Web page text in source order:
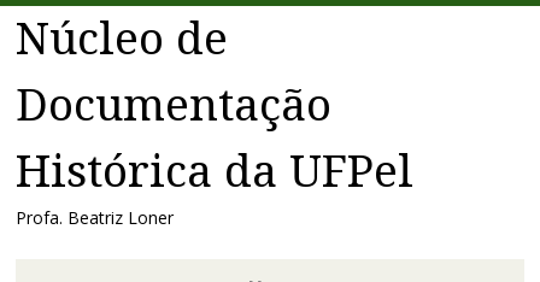
Núcleo de
Documentação
Histórica da UFPel
Profa. Beatriz Loner